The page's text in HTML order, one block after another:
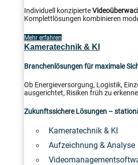
Individuell konzipierte
Komplettlösungen kombinieren
Mehr erfahren
Kameratechnik & KI
Branchenlösungen für maximale
Ob Energieversorgung, Logistik,
ausgerichtet, Risiken früh zu
Zukunftssichere Lösungen –
Kameratechnik & KI
Aufzeichnung & Analyse